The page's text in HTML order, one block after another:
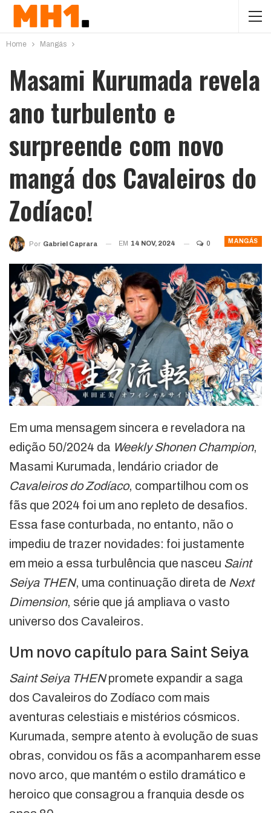
Home Mangás
Masami Kurumada revela
ano turbulento e
surpreende com novo
mangá dos Cavaleiros do
Zodíaco!
MANGÁS
Por Gabriel Caprara EM 14 NOV, 2024 0
Em uma mensagem sincera e reveladora na
edição 50/2024 da Weekly Shonen Champion,
Masami Kurumada, lendário criador de
Cavaleiros do Zodíaco, compartilhou com os
fãs que 2024 foi um ano repleto de desafios.
Essa fase conturbada, no entanto, não o
impediu de trazer novidades: foi justamente
em meio a essa turbulência que nasceu Saint
Seiya THEN, uma continuação direta de Next
Dimension, série que já ampliava o vasto
universo dos Cavaleiros.
Um novo capítulo para Saint Seiya
Saint Seiya THENpromete expandir a saga
dos Cavaleiros do Zodíaco com mais
aventuras celestiais e mistérios cósmicos.
Kurumada, sempre atento à evolução de suas
obras, convidou os fãs a acompanharem esse
novo arco, que mantém o estilo dramático e
heroico que consagrou a franquia desde os